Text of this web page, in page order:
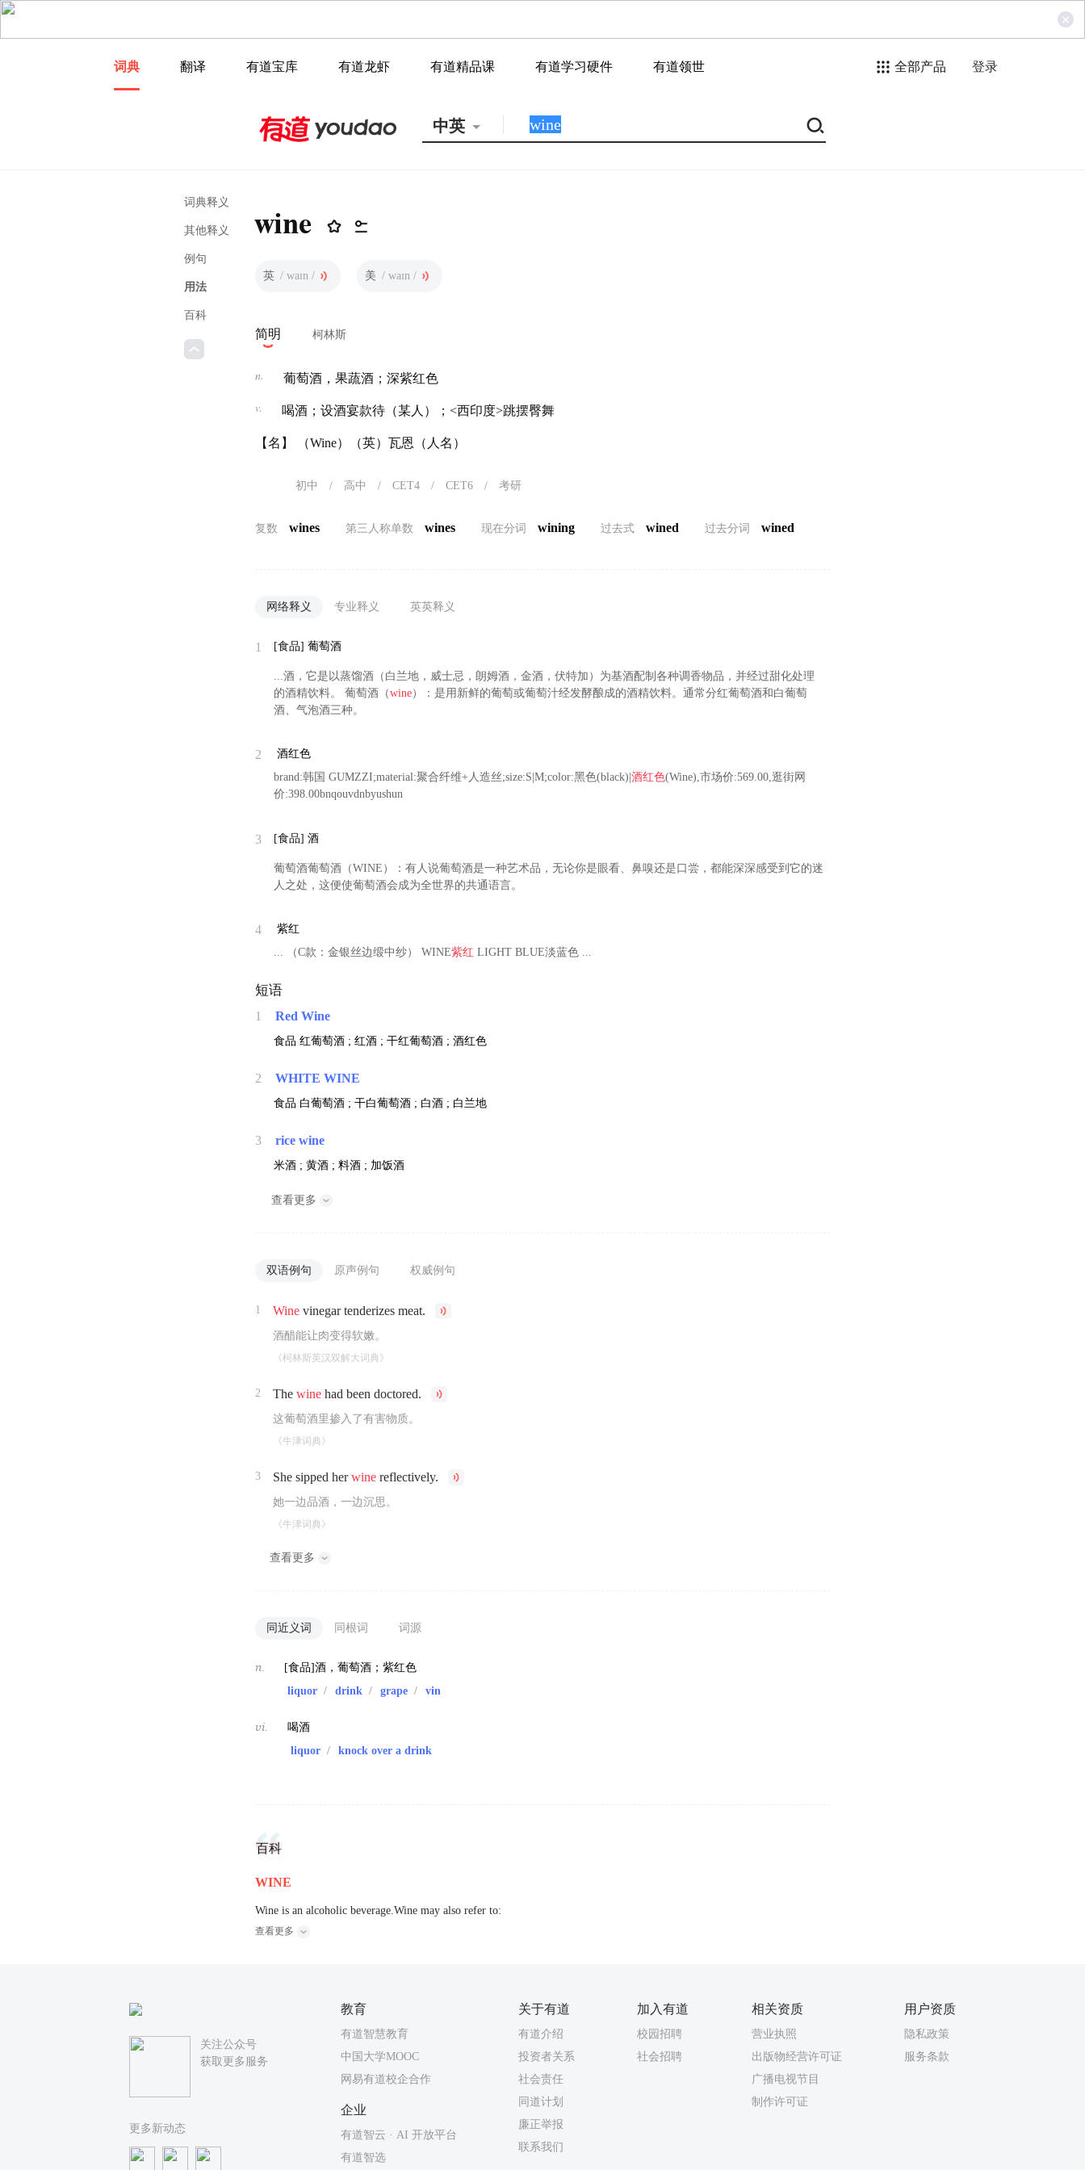
词典 翻译 有道宝库 有道龙虾 有道精品课 有道学习硬件 有道领世 全部产品 登录
中英
词典释义
其他释义
例句
用法
百科
wine
英 / waɪn / 美 / waɪn /
简明 柯林斯
n. 葡萄酒，果蔬酒；深紫红色
v. 喝酒；设酒宴款待（某人）；<西印度>跳摆臀舞
【名】 （Wine）（英）瓦恩（人名）
初中 / 高中 / CET4 / CET6 / 考研
复数 wines 第三人称单数 wines 现在分词 wining 过去式 wined 过去分词 wined
网络释义 专业释义 英英释义
1 [食品] 葡萄酒
...酒，它是以蒸馏酒（白兰地，威士忌，朗姆酒，金酒，伏特加）为基酒配制各种调香物品，并经过甜化处理
的酒精饮料。 葡萄酒（wine）：是用新鲜的葡萄或葡萄汁经发酵酿成的酒精饮料。通常分红葡萄酒和白葡萄
酒、气泡酒三种。
2
酒红色
brand:韩国 GUMZZI;material:聚合纤维+人造丝;size:S|M;color:黑色(black)|酒红色(Wine),市场价:569.00,逛街网
价:398.00bnqouvdnbyushun
3 [食品] 酒
葡萄酒葡萄酒（WINE）：有人说葡萄酒是一种艺术品，无论你是眼看、鼻嗅还是口尝，都能深深感受到它的迷
人之处，这便使葡萄酒会成为全世界的共通语言。
4
紫红
... （C款：金银丝边缎中纱） WINE紫红 LIGHT BLUE淡蓝色 ...
短语
1 Red Wine
食品红葡萄酒 ; 红酒 ; 干红葡萄酒 ; 酒红色
2 WHITE WINE
食品 白葡萄酒 ; 干白葡萄酒 ; 白酒 ; 白兰地
3 rice wine
米酒 ; 黄酒 ; 料酒 ; 加饭酒
查看更多
双语例句 原声例句 权威例句
1 Wine vinegar tenderizes meat.
酒醋能让肉变得软嫩。
《柯林斯英汉双解大词典》
2 Thewine had been doctored.
这葡萄酒里掺入了有害物质。
《牛津词典》
3 She sipped herwine reflectively.
她一边品酒，一边沉思。
《牛津词典》
查看更多
同近义词 同根词 词源
n.
[食品]酒，葡萄酒；紫红色
liquor / drink / grape / vin
vi.
喝酒
liquor / knock over a drink
百科
WINE
Wine is an alcoholic beverage.Wine may also refer to:
查看更多
关注公众号
获取更多服务
更多新动态
教育
有道智慧教育
中国大学MOOC
网易有道校企合作
关于有道
有道介绍
投资者关系
社会责任
同道计划
廉正举报
联系我们
加入有道
校园招聘
社会招聘
相关资质
营业执照
出版物经营许可证
广播电视节目
制作许可证
用户资质
隐私政策
服务条款
企业
有道智云 · AI 开放平台
有道智选